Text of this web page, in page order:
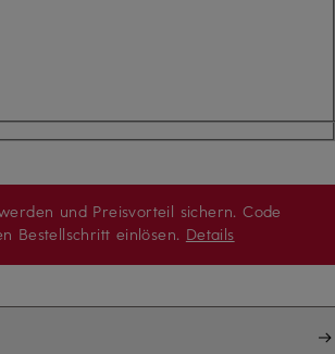
und Preisvorteil sichern. Code
Bestellschritt einlösen. Details